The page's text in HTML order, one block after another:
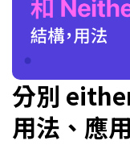
分別
用法、應